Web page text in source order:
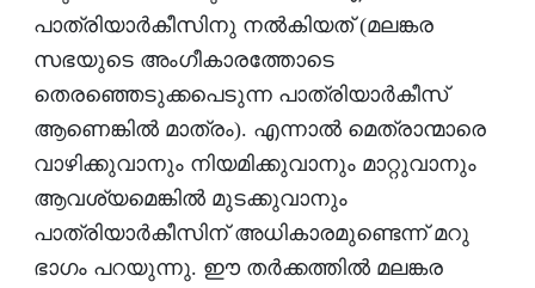
പാത്രിയാര്‍കീസിനു നല്‍കിയത് (മലങ്കര
സഭയുടെ അംഗീകാരത്തോടെ
തെരഞ്ഞെടുക്കപെടുന്ന പാത്രിയാര്‍കീസ്
ആണെങ്കില്‍ മാത്രം). എന്നാല്‍ മെത്രാന്മാരെ
വാഴിക്കുവാനും നിയമിക്കുവാനും മാറ്റുവാനും
ആവശ്യമെങ്കില്‍ മുടക്കുവാനും
പാത്രിയാര്‍കീസിന് അധികാരമുണ്ടെന്ന് മറു
ഭാഗം പറയുന്നു. ഈ തര്‍ക്കത്തില്‍ മലങ്കര